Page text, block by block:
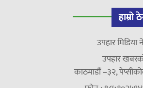
हाम्रो
उपहार मिडिया
उपहार
काठमाडौं –३२,